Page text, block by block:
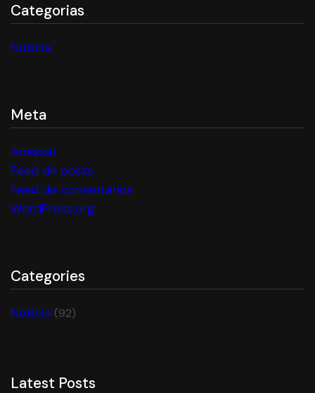
Categorias
Notícia
Meta
Acessar
Feed de posts
Feed de comentários
WordPress.org
Categories
Notícia (92)
Latest Posts